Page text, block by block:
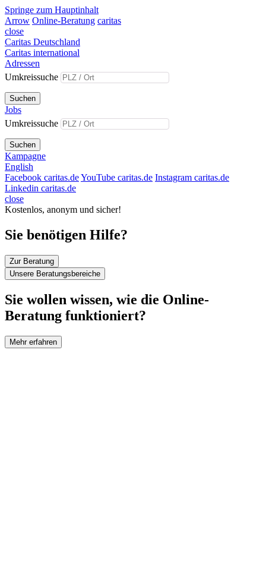
Springe zum Hauptinhalt
Arrow Online-Beratung caritas
close
Caritas Deutschland
Caritas international
Adressen
Umkreissuche
Suchen
Jobs
Umkreissuche
Suchen
Kampagne
English
Facebook caritas.deYouTube caritas.de Instagram caritas.de
Linkedin caritas.de
close
Kostenlos, anonym und sicher!
Sie benötigen Hilfe?
Zur Beratung
Unsere Beratungsbereiche
Sie wollen wissen, wie die Online-
Beratung funktioniert?
Mehr erfahren